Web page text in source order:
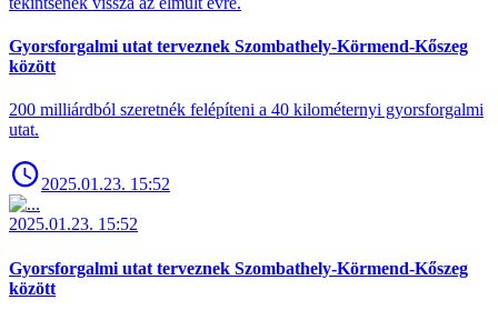
Gyorsforgalmi utat terveznek Szombathely-Körmend-Kőszeg
között
200 milliárdból szeretnék felépíteni a 40 kilométernyi gyorsforgalmi
utat.
2025.01.23. 15:52
2025.01.23. 15:52
Gyorsforgalmi utat terveznek Szombathely-Körmend-Kőszeg
között